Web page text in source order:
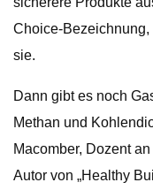
Choice-Bezeichnung,
sie.
Dann gibt es noch
Methan und
Macomber, Dozent
Autor von „Healthy